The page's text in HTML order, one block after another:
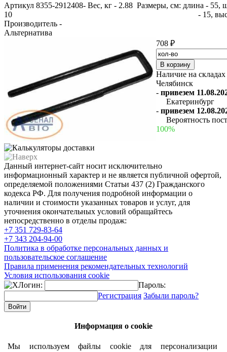
Артикул 8355-2912408-
10
Производитель -
Альтернатива
Вес, кг - 2.88 Размеры, см: длина - 55,
- 15,
708 ₽
Наличие на складах
Челябинск
- привезем
Екатеринбург
- привезем
Вероятность
100%
Данный интернет-сайт носит исключительно
информационный характер и не является публичной офертой,
определяемой положениями Статьи 437 (2) Гражданского
кодекса РФ. Для получения подробной информации о
наличии и стоимости указанных товаров и услуг, для
уточнения окончательных условий обращайтесь
непосредственно в отделы продаж:
+7 351 729-83-64
+7 343 204-94-00
Политика в обработке персональных данных и
пользовательское соглашение
Правила применения рекомендательных технологий
Условия использования cookie
Логин:
Пароль:
Регистрация Забыли пароль?
Информация о cookie
Мы используем файлы cookie для персонализации